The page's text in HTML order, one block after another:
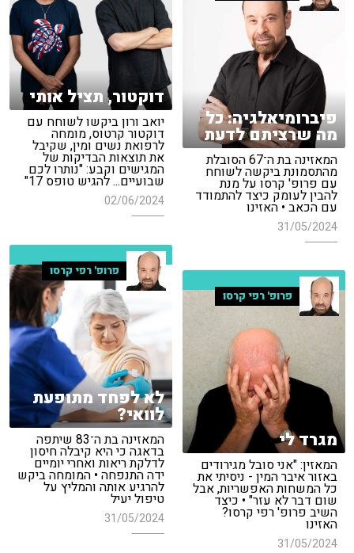
דוקטור, תציל אותי
יואב ורון ביקשו לשוחח עם
דוקטור קרטוס, מומחה
לרפואת נשים ומין, שקיבל
את תוצאות הבדיקות של
המגישים וקבע: "נותרו לכם
שבועיים... להגיש טופס 17"
02/06/2024
פיברומיאלגיה: כל
מה שרציתם לדעת
המאזינה בת ה־67 הסובלת
מהתסמונת ביקשה לשוחח
עם פרופ' קרסו על מנת
להבין לעומק כיצד להתמודד
עם הכאב • האזינו
31/05/2024
פרופ' רפי קרסו
לא לפחד מתופעת
לוואי?
המאזינה בת ה־83 שיתפה
בדאגה כי היא קיבלה חיסון
לדלקת ריאות ואחרי יומיים
ידה התנפחה • המומחה ביקש
להרגיע אותה והמליץ על
טיפול יעיל
31/05/2024
פרופ' רפי קרסו
מגרד לי
המאזין: "אני סובל מגירודים
באזור איבר המין - ניסיתי את
כל המשחות האפשריות, אבל
שום דבר לא עזר" • כיצד
השיב פרופ' רפי קרסו?
האזינו
31/05/2024